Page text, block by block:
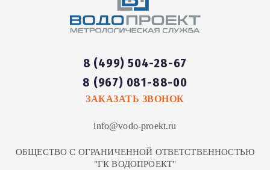
8 (499) 504-28-67
8 (967) 081-88-00
ЗАКАЗАТЬ ЗВОНОК
info@vodo-proekt.ru
ОБЩЕСТВО С ОГРАНИЧЕННОЙ ОТВЕТСТВЕННОСТЬЮ
"ГК ВОДОПРОЕКТ"